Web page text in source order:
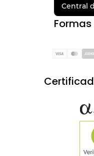
Central